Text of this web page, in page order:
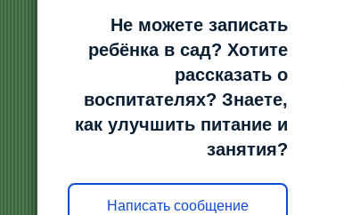
Не можете записать
ребёнка в сад? Хотите
рассказать о
воспитателях? Знаете,
как улучшить питание и
занятия?
Написать сообщение